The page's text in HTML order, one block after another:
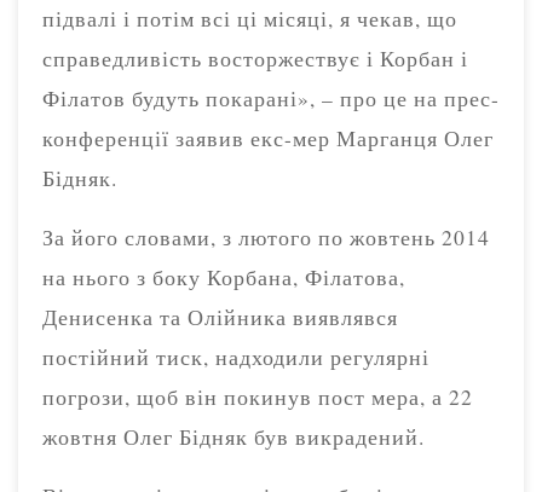
підвалі і потім всі ці місяці, я чекав, що
справедливість восторжествує і Корбан і
Філатов будуть покарані», – про це на прес-
конференції заявив екс-мер Марганця Олег
Бідняк.
За його словами, з лютого по жовтень 2014
на нього з боку Корбана, Філатова,
Денисенка та Олійника виявлявся
постійний тиск, надходили регулярні
погрози, щоб він покинув пост мера, а 22
жовтня Олег Бідняк був викрадений.